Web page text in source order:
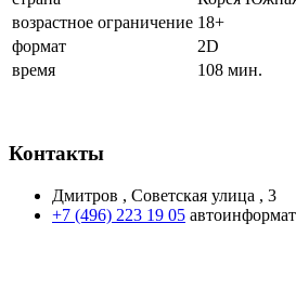
возрастное ограничение 18+
формат
2D
время
108 мин.
Контакты
Дмитров , Советская улица , 3
+7 (496) 223 19 05